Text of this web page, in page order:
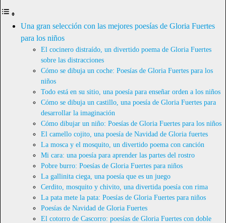
Una gran selección con las mejores poesías de Gloria Fuertes
para los niños
El cocinero distraído, un divertido poema de Gloria Fuertes
sobre las distracciones
Cómo se dibuja un coche: Poesías de Gloria Fuertes para los
niños
Todo está en su sitio, una poesía para enseñar orden a los niños
Cómo se dibuja un castillo, una poesía de Gloria Fuertes para
desarrollar la imaginación
Cómo dibujar un niño: Poesías de Gloria Fuertes para los niños
El camello cojito, una poesía de Navidad de Gloria fuertes
La mosca y el mosquito, un divertido poema con canción
Mi cara: una poesía para aprender las partes del rostro
Pobre burro: Poesías de Gloria Fuertes para niños
La gallinita ciega, una poesía que es un juego
Cerdito, mosquito y chivito, una divertida poesía con rima
La pata mete la pata: Poesías de Gloria Fuertes para niños
Poesías de Navidad de Gloria Fuertes
El cotorro de Cascorro: poesías de Gloria Fuertes con doble